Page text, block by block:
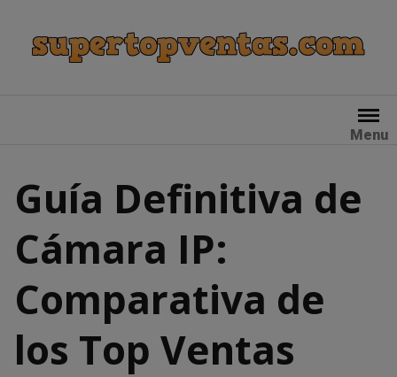
content
Menu
Guía Definitiva de
Cámara IP:
Comparativa de
los Top Ventas